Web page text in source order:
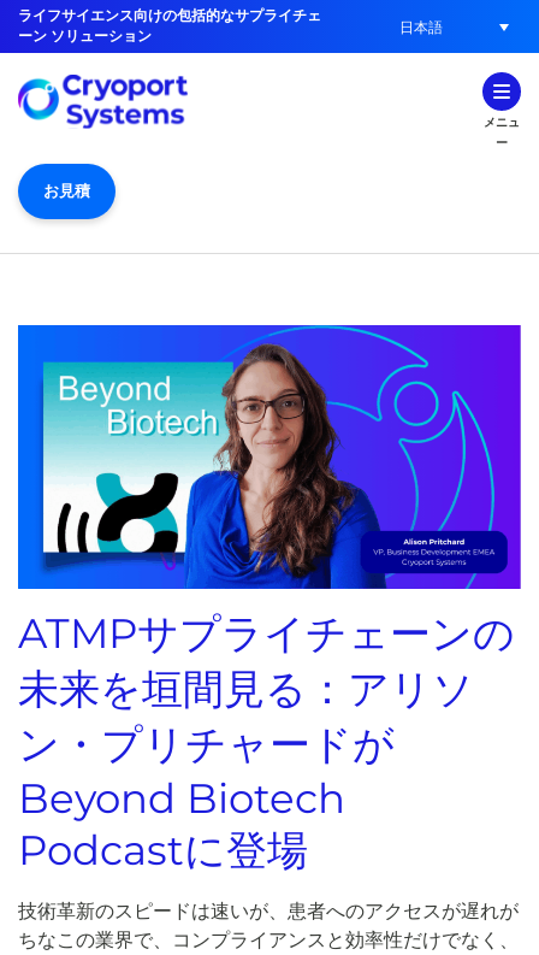
ライフサイエンス向けの包括的なサプライチェ
ーン ソリューション
日本語
メニュ
ー
お見積
ATMPサプライチェーンの
未来を垣間見る：アリソ
ン・プリチャードが
Beyond Biotech
Podcastに登場
技術革新のスピードは速いが、患者へのアクセスが遅れが
ちなこの業界で、コンプライアンスと効率性だけでなく、